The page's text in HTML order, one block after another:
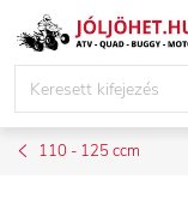
Ugrás
110 - 125 ccm